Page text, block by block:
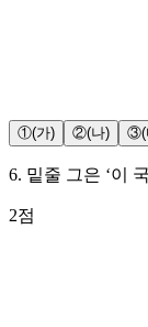
①(가) ②(나) ③
6. 밑줄 그은 ‘이
2점